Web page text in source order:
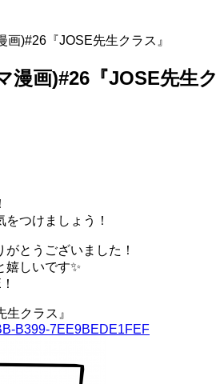
画)#26『JOSE先生クラス』
漫画)#26『JOSE先生ク
つけましょう！
とうございました！
嬉しいです✨
クラス』